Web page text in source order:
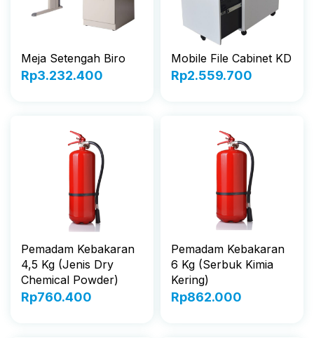
Meja Setengah Biro
Rp3.232.400
Mobile File Cabinet KD
Rp2.559.700
Pemadam Kebakaran
4,5 Kg (Jenis Dry
Chemical Powder)
Rp760.400
Pemadam Kebakaran
6 Kg (Serbuk Kimia
Kering)
Rp862.000